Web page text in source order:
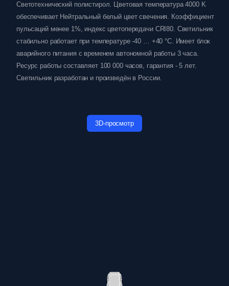
Светотехнический полистирол. Цветовая температура 4000 K
обеспечивает Нейтральный белый цвет свечения. Коэффициент
пульсаций менее 1%, индекс цветопередачи CRI80. Светильник
стабильно работает при температуре -40 … +40 °C. Имеет блок
аварийного питания с временем автономной работы 3 часа.
Ресурс работы составляет 100 000 часов, гарантия - 5 лет.
Светильник разработан и произведён в России.
3D-просмотр